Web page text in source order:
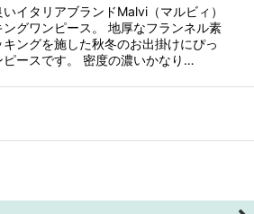
イタリアブランドMalvi（マルビィ）
グワンピース。 地厚なフランネル素
ングを施した秋冬のお出掛けにぴっ
ピースです。 密度の濃いかなり…